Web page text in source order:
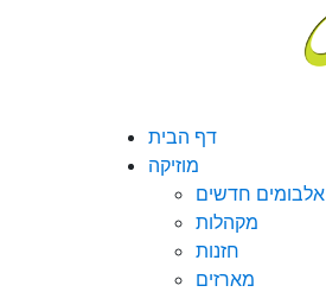
דף הבית
מוזיקה
אלבומים חדשים
מקהלות
חזנות
מארזים